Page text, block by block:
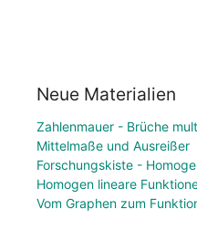
Neue Materialien
Zahlenmauer - Brüche
Mittelmaße und Ausreißer
Forschungskiste -
Homogen lineare
Vom Graphen zum